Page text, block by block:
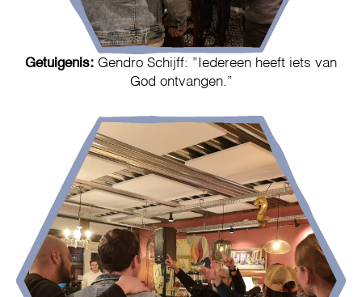
Getuigenis: Gendro Schijff: ”Iedereen heeft iets van
God ontvangen.”